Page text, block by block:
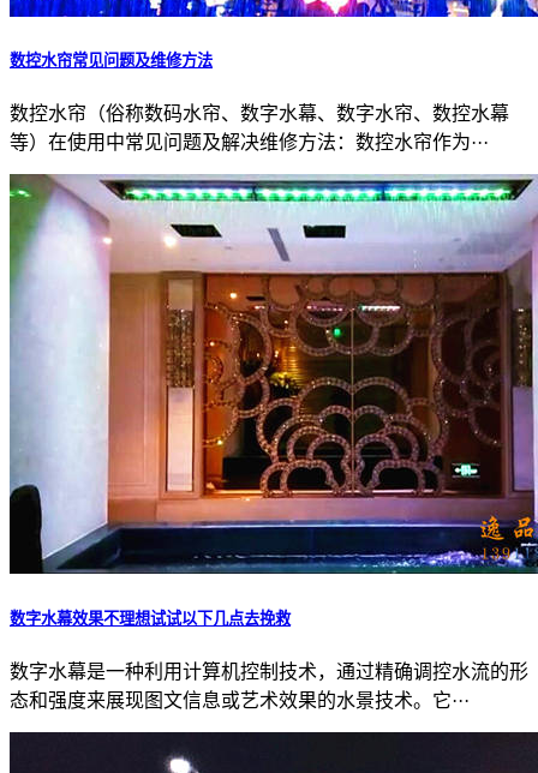
数控水帘常见问题及维修方法
数控水帘（俗称数码水帘、数字水幕、数字水帘、数控水幕
等）在使用中常见问题及解决维修方法：数控水帘作为···
数字水幕效果不理想试试以下几点去挽救
数字水幕是一种利用计算机控制技术，通过精确调控水流的形
态和强度来展现图文信息或艺术效果的水景技术。它···